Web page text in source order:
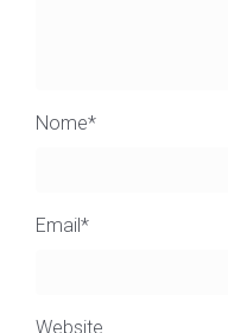
Nome*
Email*
Website